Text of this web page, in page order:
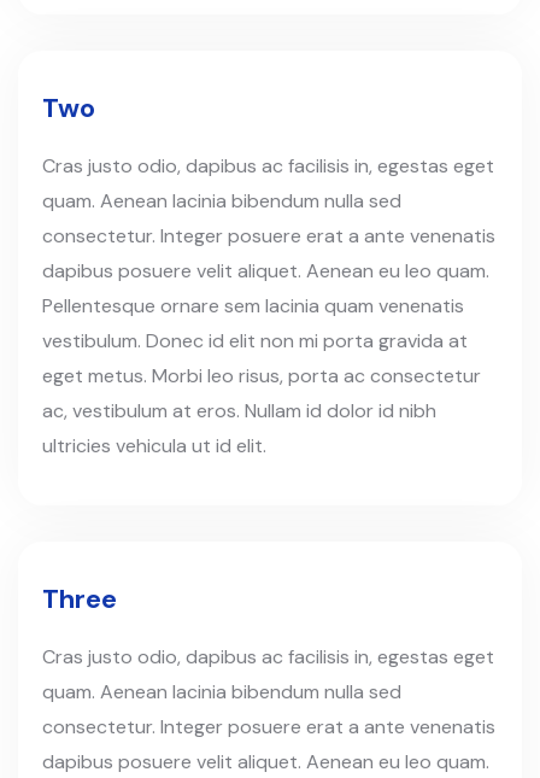
Two
Cras justo odio, dapibus ac facilisis in, egestas eget
quam. Aenean lacinia bibendum nulla sed
consectetur. Integer posuere erat a ante venenatis
dapibus posuere velit aliquet. Aenean eu leo quam.
Pellentesque ornare sem lacinia quam venenatis
vestibulum. Donec id elit non mi porta gravida at
eget metus. Morbi leo risus, porta ac consectetur
ac, vestibulum at eros. Nullam id dolor id nibh
ultricies vehicula ut id elit.
Three
Cras justo odio, dapibus ac facilisis in, egestas eget
quam. Aenean lacinia bibendum nulla sed
consectetur. Integer posuere erat a ante venenatis
dapibus posuere velit aliquet. Aenean eu leo quam.